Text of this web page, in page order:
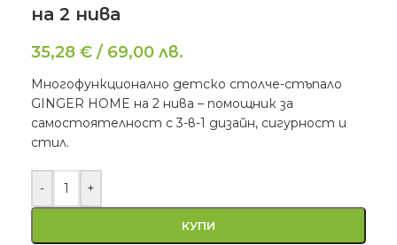
на 2 нива
35,28 € / 69,00 лв.
Многофункционално детско столче-стъпало
GINGER HOME на 2 нива – помощник за
самостоятелност с 3-в-1 дизайн, сигурност и
стил.
- +
КУПИ